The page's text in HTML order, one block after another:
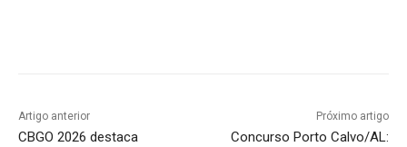
Artigo anterior
CBGO 2026 destaca
Próximo artigo
Concurso Porto Calvo/AL: